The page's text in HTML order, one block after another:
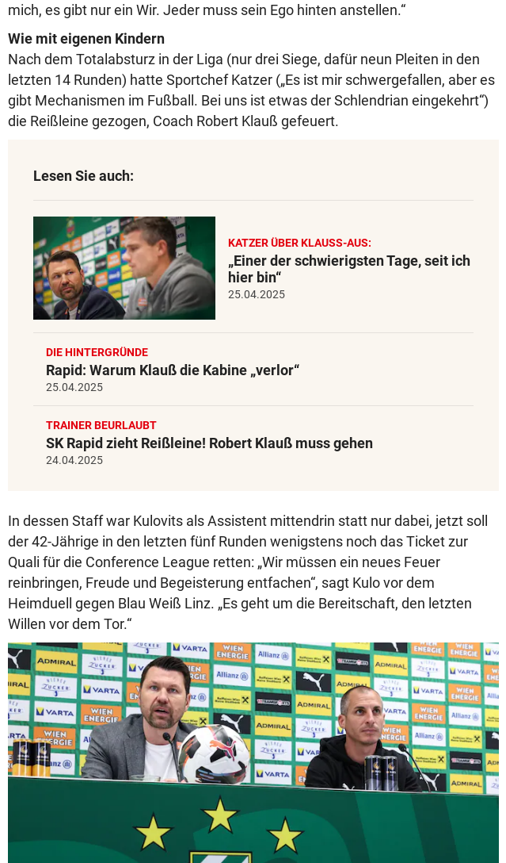
mich, es gibt nur ein Wir. Jeder muss sein Ego hinten anstellen.“
Wie mit eigenen Kindern
Nach dem Totalabsturz in der Liga (nur drei Siege, dafür neun Pleiten in den
letzten 14 Runden) hatte Sportchef Katzer („Es ist mir schwergefallen, aber es
gibt Mechanismen im Fußball. Bei uns ist etwas der Schlendrian eingekehrt“)
die Reißleine gezogen, Coach Robert Klauß gefeuert.
Lesen Sie auch:
KATZER ÜBER KLAUSS-AUS:
„Einer der schwierigsten Tage, seit ich
hier bin“
25.04.2025
DIE HINTERGRÜNDE
Rapid: Warum Klauß die Kabine „verlor“
25.04.2025
TRAINER BEURLAUBT
SK Rapid zieht Reißleine! Robert Klauß muss gehen
24.04.2025
In dessen Staff war Kulovits als Assistent mittendrin statt nur dabei, jetzt soll
der 42-Jährige in den letzten fünf Runden wenigstens noch das Ticket zur
Quali für die Conference League retten: „Wir müssen ein neues Feuer
reinbringen, Freude und Begeisterung entfachen“, sagt Kulo vor dem
Heimduell gegen Blau Weiß Linz. „Es geht um die Bereitschaft, den letzten
Willen vor dem Tor.“